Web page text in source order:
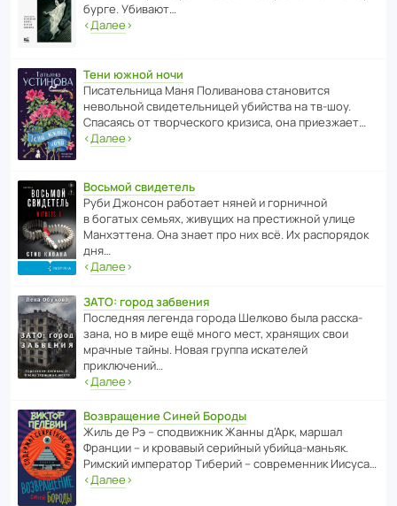
бурге. Убивают…
‹Далее›
Тени южной ночи
Писа­тель­ница Маня Поли­ва­нова стано­вится
невольной свиде­тель­ницей убийства на тв-шоу.
Спасаясь от твор­че­с­кого кризиса, она приезжает…
‹Далее›
Восьмой свидетель
Руби Джонсон рабо­тает няней и горни­чной
в богатых семьях, живущих на прес­ти­жной улице
Манх­эт­тена. Она знает про них всё. Их распо­рядок
дня…
‹Далее›
ЗАТО: город забвения
После­дняя легенда города Шелково была расска­
зана, но в мире ещё много мест, хранящих свои
мрачные тайны. Новая группа иска­телей
приключений…
‹Далее›
Возвращение Синей Бороды
Жиль де Рэ – спод­ви­жник Жанны д’Арк, маршал
Франции – и кровавый серийный убийца-маньяк.
Римский импе­ратор Тиберий – совре­менник Иисуса…
‹Далее›